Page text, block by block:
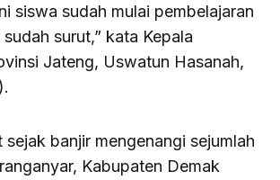
siswa sudah mulai pembelajaran
surut,” kata Kepala
Jateng, Uswatun Hasanah,
sejak banjir mengenangi sejumlah
Kabupaten Demak